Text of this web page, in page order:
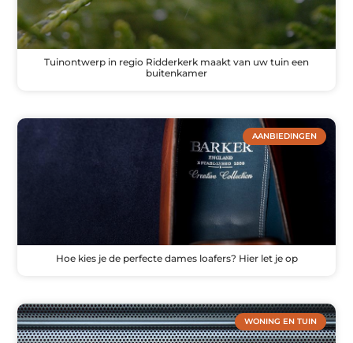
Tuinontwerp in regio Ridderkerk maakt van uw tuin een
buitenkamer
AANBIEDINGEN
Hoe kies je de perfecte dames loafers? Hier let je op
WONING EN TUIN